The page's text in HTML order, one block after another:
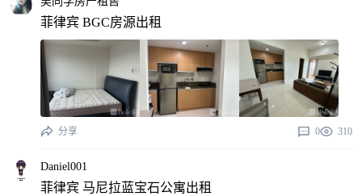
菲律宾 BGC房源出租
分享 0 310
Daniel001
菲律宾 马尼拉蓝宝石公寓出租